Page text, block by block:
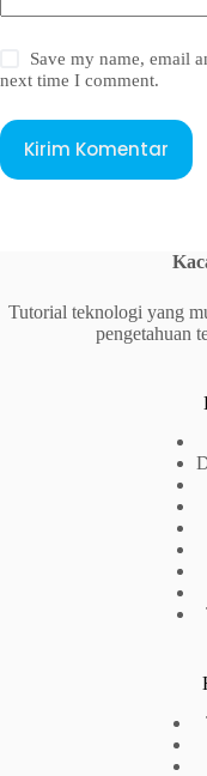
Save my name, email
next time I comment.
Kirim Komentar
Tutorial teknologi yang
pengetahuan